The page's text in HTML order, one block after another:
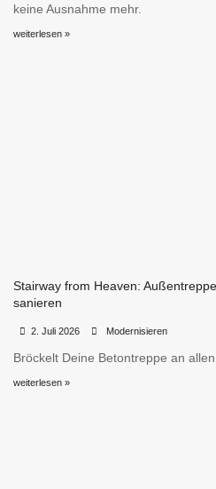
keine Ausnahme mehr.
weiterlesen »
Stairway from Heaven:
sanieren
2. Juli 2026 Modernisieren
Bröckelt Deine Betontreppe an
weiterlesen »